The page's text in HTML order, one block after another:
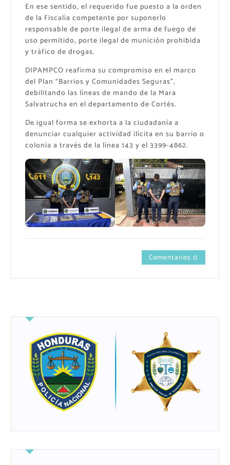
En ese sentido, el requerido fue puesto a la orden
de la Fiscalía competente por suponerlo
responsable de porte ilegal de arma de fuego de
uso permitido, porte ilegal de munición prohibida
y tráfico de drogas.
DIPAMPCO reafirma su compromiso en el marco
del Plan “Barrios y Comunidades Seguras”,
debilitando las líneas de mando de la Mara
Salvatrucha en el departamento de Cortés.
De igual forma se exhorta a la ciudadanía a
denunciar cualquier actividad ilícita en su barrio o
colonia a través de la línea 143 y el 3399-4862.
Comentarios 0